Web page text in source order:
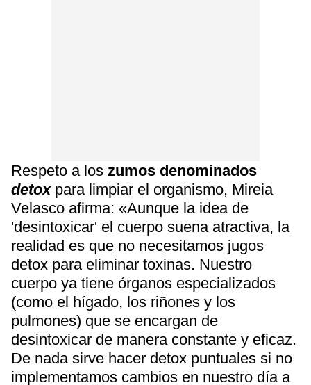
Respeto a los zumos denominados
detoxpara limpiar el organismo, Mireia
Velasco afirma: «Aunque la idea de
'desintoxicar' el cuerpo suena atractiva, la
realidad es que no necesitamos jugos
detox para eliminar toxinas. Nuestro
cuerpo ya tiene órganos especializados
(como el hígado, los riñones y los
pulmones) que se encargan de
desintoxicar de manera constante y eficaz.
De nada sirve hacer detox puntuales si no
implementamos cambios en nuestro día a